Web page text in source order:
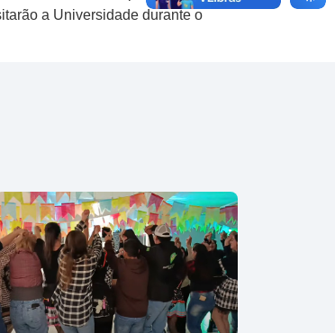
a Universidade durante o